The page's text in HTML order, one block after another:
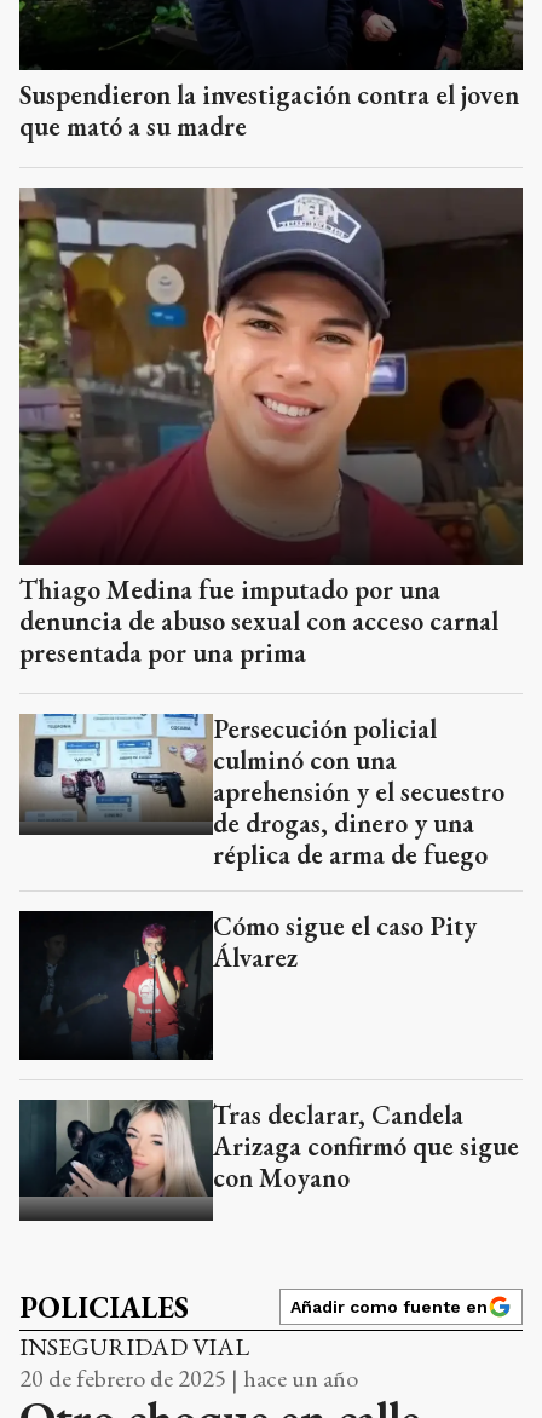
Suspendieron la investigación contra el joven
que mató a su madre
Thiago Medina fue imputado por una
denuncia de abuso sexual con acceso carnal
presentada por una prima
Persecución policial
culminó con una
aprehensión y el secuestro
de drogas, dinero y una
réplica de arma de fuego
Cómo sigue el caso Pity
Álvarez
Tras declarar, Candela
Arizaga confirmó que sigue
con Moyano
POLICIALES Añadir como fuente en
INSEGURIDAD VIAL
20 de febrero de 2025 | hace un año